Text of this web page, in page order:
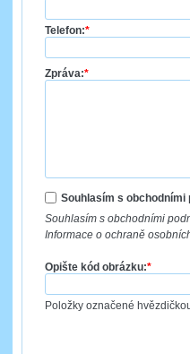
Telefon:*
Zpráva:*
Souhlasím s obchodními
Souhlasím s obchodními
Informace o ochraně
Opište kód obrázku:*
Položky označené